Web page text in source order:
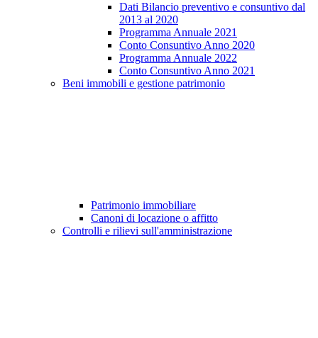
Dati Bilancio preventivo e consuntivo dal
2013 al 2020
Programma Annuale 2021
Conto Consuntivo Anno 2020
Programma Annuale 2022
Conto Consuntivo Anno 2021
Beni immobili e gestione patrimonio
Patrimonio immobiliare
Canoni di locazione o affitto
Controlli e rilievi sull'amministrazione